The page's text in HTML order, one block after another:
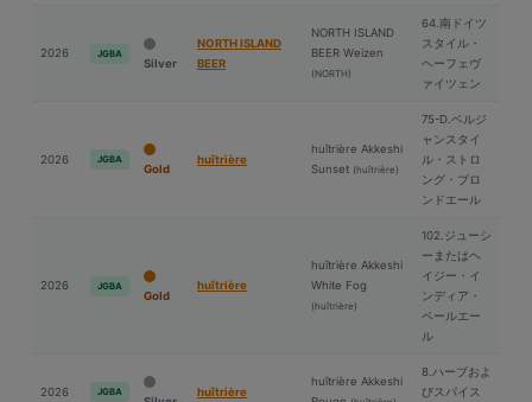
2026 JGBA
Silver
NORTH ISLAND
BEER
NORTH ISLAND
BEER Weizen
(NORTH)
64.南ドイツ
スタイル・
ヘーフェヴ
ァイツェン
2026 JGBA
Gold
huîtrière
huîtrière Akkeshi
Sunset (huîtrière)
75-D.ベルジ
ャンスタイ
ル・ストロ
ング・ブロ
ンドエール
2026 JGBA
Gold
huîtrière
huîtrière Akkeshi
White Fog
(huîtrière)
102.ジューシ
ーまたはヘ
イジー・イ
ンディア・
ペールエー
ル
2026 JGBA huîtrière
huîtrière Akkeshi
8.ハーブおよ
びスパイス